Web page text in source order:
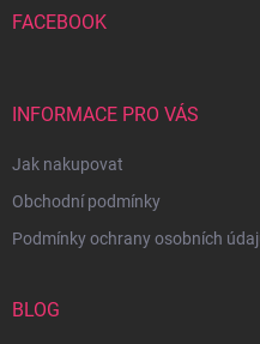
FACEBOOK
INFORMACE PRO VÁS
Jak nakupovat
Obchodní podmínky
Podmínky ochrany osobních
BLOG